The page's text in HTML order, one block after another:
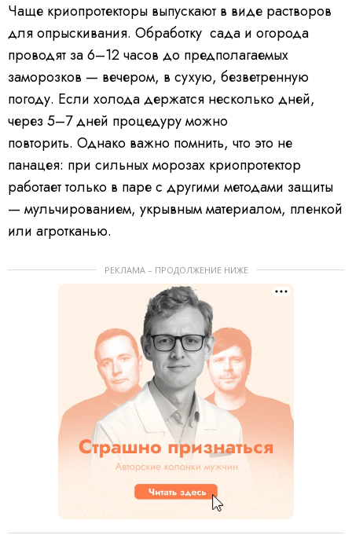
Чаще криопротекторы выпускают в виде растворов
для опрыскивания. Обработку сада и огорода
проводят за 6–12 часов до предполагаемых
заморозков — вечером, в сухую, безветренную
погоду. Если холода держатся несколько дней,
через 5–7 дней процедуру можно
повторить. Однако важно помнить, что это не
панацея: при сильных морозах криопротектор
работает только в паре с другими методами защиты
— мульчированием, укрывным материалом, пленкой
или агротканью.
РЕКЛАМА – ПРОДОЛЖЕНИЕ НИЖЕ